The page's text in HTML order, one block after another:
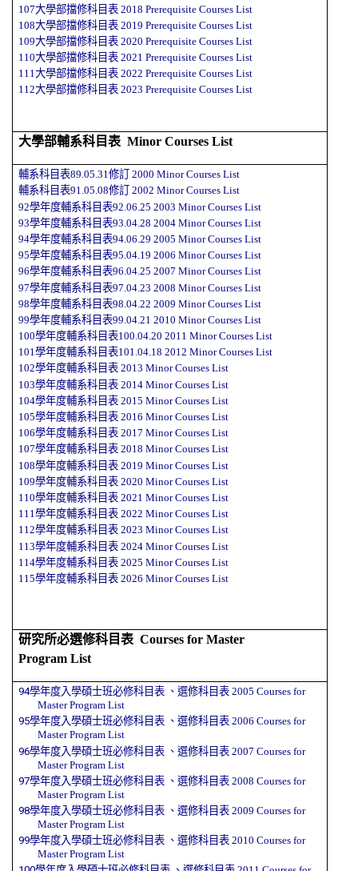
107大學部擋修科目表 2018Prerequisite CoursesList
108大學部擋修科目表 2019Prerequisite CoursesList
109大學部擋修科目表 2020Prerequisite CoursesList
110大學部擋修科目表 2021Prerequisite CoursesList
111大學部擋修科目表 2022Prerequisite CoursesList
112大學部擋修科目表 2023Prerequisite CoursesList
大學部輔系科目表Minor CoursesList
輔系科目表89.05.31修訂 2000 Minor CoursesList
輔系科目表91.05.08修訂
2002Minor CoursesList
92學年度輔系科目表92.06.25 2003Minor CoursesList
93學年度輔系科目表93.04.28 2004Minor CoursesList
94學年度輔系科目表94.06.29 2005Minor CoursesList
95學年度輔系科目表95.04.19 2006Minor CoursesList
96學年度輔系科目表96.04.25 2007Minor CoursesList
97學年度輔系科目表97.04.23 2008Minor CoursesList
98學年度輔系科目表98.04.22 2009Minor CoursesList
99學年度輔系科目表99.04.21 2010Minor CoursesList
100學年度輔系科目表100.04.20 2011Minor CoursesList
101學年度輔系科目表101.04.18 2012Minor CoursesList
102學年度輔系科目表 2013Minor CoursesList
103學年度輔系科目表 2014Minor CoursesList
104學年度輔系科目表 2015Minor CoursesList
105學年度輔系科目表 2016Minor CoursesList
106學年度輔系科目表 2017Minor CoursesList
107學年度輔系科目表 2018Minor CoursesList
108學年度輔系科目表 2019Minor CoursesList
109學年度輔系科目表 2020Minor CoursesList
110學年度輔系科目表 2021Minor CoursesList
111學年度輔系科目表 2022Minor CoursesList
112學年度輔系科目表 2023Minor CoursesList
113學年度輔系科目表 2024Minor CoursesList
114學年度輔系科目表 2025Minor CoursesList
115學年度輔系科目表 2026Minor CoursesList
研究所必選修科目表Courses for Master
ProgramList
94學年度入學碩士班必修科目表 、選修科目表 2005 Courses for
Master ProgramList
95學年度入學碩士班必修科目表 、選修科目表 2006Courses for
Master ProgramList
96學年度入學碩士班必修科目表 、選修科目表 2007Courses for
Master ProgramList
97學年度入學碩士班必修科目表 、選修科目表 2008Courses for
Master ProgramList
98學年度入學碩士班必修科目表 、選修科目表 2009Courses for
Master ProgramList
99學年度入學碩士班必修科目表 、選修科目表 2010Courses for
Master ProgramList